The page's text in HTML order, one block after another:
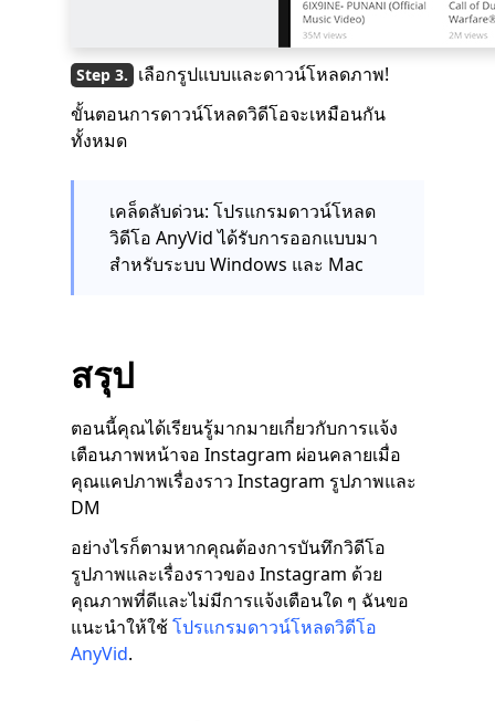
เลือกรูปแบบและดาวน์โหลดภาพ!
ขั้นตอนการดาวน์โหลดวิดีโอจะเหมือนกัน
ทั้งหมด
เคล็ดลับด่วน: โปรแกรมดาวน์โหลด
วิดีโอ AnyVid ได้รับการออกแบบมา
สำหรับระบบ Windows และ Mac
สรุป
ตอนนี้คุณได้เรียนรู้มากมายเกี่ยวกับการแจ้ง
เตือนภาพหน้าจอ Instagram ผ่อนคลายเมื่อ
คุณแคปภาพเรื่องราว Instagram รูปภาพและ
DM
อย่างไรก็ตามหากคุณต้องการบันทึกวิดีโอ
รูปภาพและเรื่องราวของ Instagram ด้วย
คุณภาพที่ดีและไม่มีการแจ้งเตือนใด ๆ ฉันขอ
แนะนำให้ใช้โปรแกรมดาวน์โหลดวิดีโอ
AnyVid.